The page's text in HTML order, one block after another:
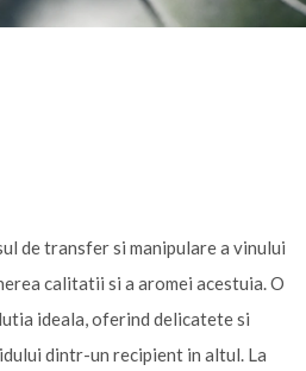
de transfer si manipulare a vinului
calitatii si a aromei acestuia. O
ideala, oferind delicatete si
dintr-un recipient in altul. La